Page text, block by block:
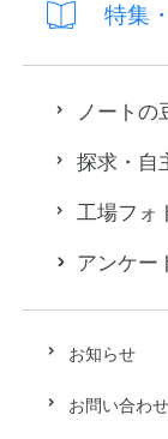
お知らせ
お問い合わせ
特集
ノートの
探求・自
工場フォ
アンケー